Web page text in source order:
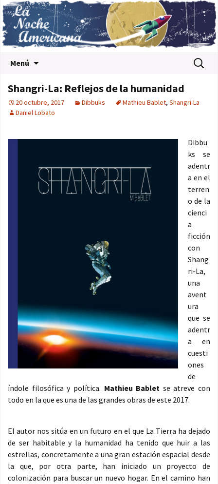
Menú Buscar:
Shangri-La: Reflejos de la humanidad
20 octubre, 2017 Dibbuks Mathieu Bablet, Shangri-La
Daniel Lobato
Dibbu
ks se
adentr
a en el
terren
o de la
cienci
a
ficción
con
Shang
ri-La,
una
avent
ura
que se
adentr
a en
cuesti
ones
de
índole filosófica y política. Mathieu Bablet se atreve con
todo en la que es una de las grandes obras de este 2017.
El autor nos sitúa en un futuro en el que La Tierra ha dejado
de ser habitable y la humanidad ha tenido que huir a las
estrellas, concretamente a una gran estación espacial desde
la que, por otra parte, han iniciado un proyecto de
colonización para buscar un nuevo hogar. En el camino han